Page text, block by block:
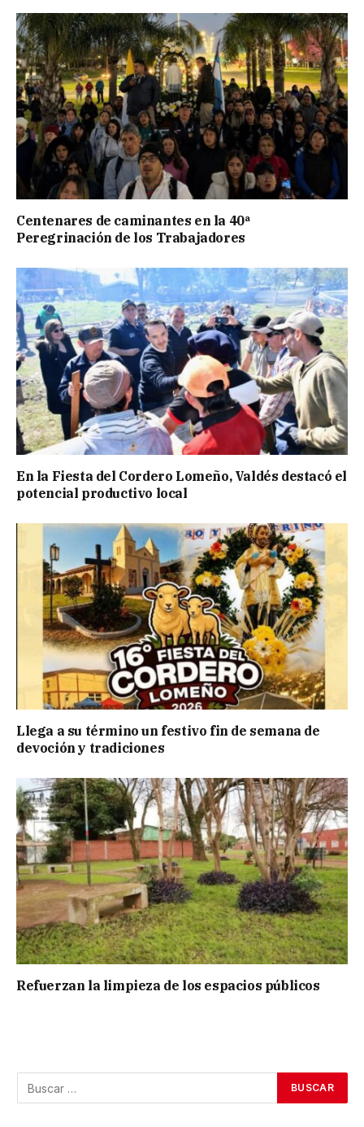
Centenares de caminantes en la 40ª
Peregrinación de los Trabajadores
En la Fiesta del Cordero Lomeño, Valdés destacó el
potencial productivo local
Llega a su término un festivo fin de semana de
devoción y tradiciones
Refuerzan la limpieza de los espacios públicos